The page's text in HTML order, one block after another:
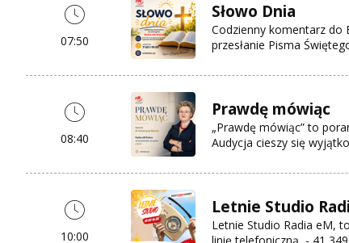
07:50
Słowo Dnia
Codzienny komentarz do
przesłanie Pisma
08:40
Prawdę mówiąc
„Prawdę mówiąc” to
Audycja cieszy się
10:00
Letnie Studio
Letnie Studio Radia eM,